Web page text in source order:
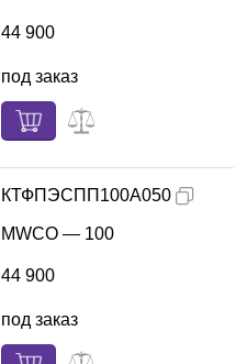
44 900
под заказ
КТФПЭСПП100А050
MWCO — 100
44 900
под заказ